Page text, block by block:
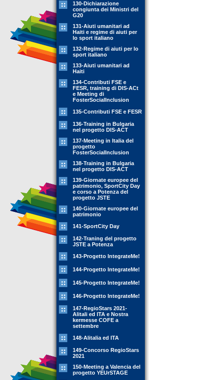
130-Dichiarazione
congiunta dei Ministri del
G20
131-Aiuti umanitari ad
Haiti e regime di aiuti per
lo sport italiano
132-Regime di aiuti per lo
sport italiano
133-Aiuti umanitari ad
Haiti
134-Contributi FSE e
FESR, training di DIS-ACt
e Meeting di
FosterSocialInclusion
135-Contributi FSE e FESR
136-Training in Bulgaria
nel progetto DIS-ACT
137-Meeting in Italia del
progetto
FosterSocialInclusion
138-Training in Bulgaria
nel progetto DIS-ACT
139-Giornate europee del
patrimonio, SportCity Day
e corso a Potenza del
progetto JSTE
140-Giornate europee del
patrimonio
141-SportCity Day
142-Traning del progetto
JSTE a Potenza
143-Progetto IntegrateMe!
144-Progetto IntegrateMe!
145-Progetto IntegrateMe!
146-Progetto IntegrateMe!
147-RegioStars 2021-
Alitali ed ITA e Nostra
kermesse COFE a
settembre
148-Alitalia ed ITA
149-Concorso RegioStars
2021
150-Meeting a Valencia del
progetto YEUrSTAGE